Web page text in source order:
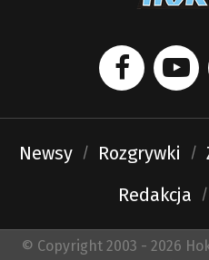
Newsy Rozgrywki
Redakcja
© Copyright 2003 - 2026